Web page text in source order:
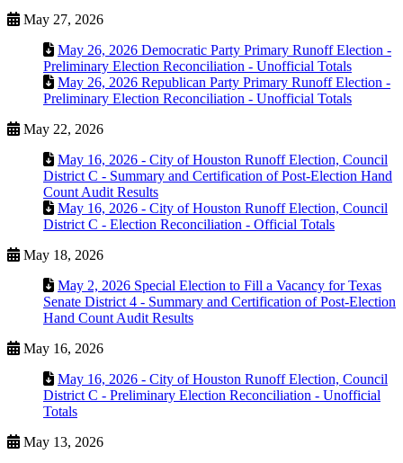
May 27, 2026
May 26, 2026 Democratic Party Primary Runoff Election -
Preliminary Election Reconciliation - Unofficial Totals
May 26, 2026 Republican Party Primary Runoff Election -
Preliminary Election Reconciliation - Unofficial Totals
May 22, 2026
May 16, 2026 - City of Houston Runoff Election, Council
District C - Summary and Certification of Post-Election Hand
Count Audit Results
May 16, 2026 - City of Houston Runoff Election, Council
District C - Election Reconciliation - Official Totals
May 18, 2026
May 2, 2026 Special Election to Fill a Vacancy for Texas
Senate District 4 - Summary and Certification of Post-Election
Hand Count Audit Results
May 16, 2026
May 16, 2026 - City of Houston Runoff Election, Council
District C - Preliminary Election Reconciliation - Unofficial
Totals
May 13, 2026